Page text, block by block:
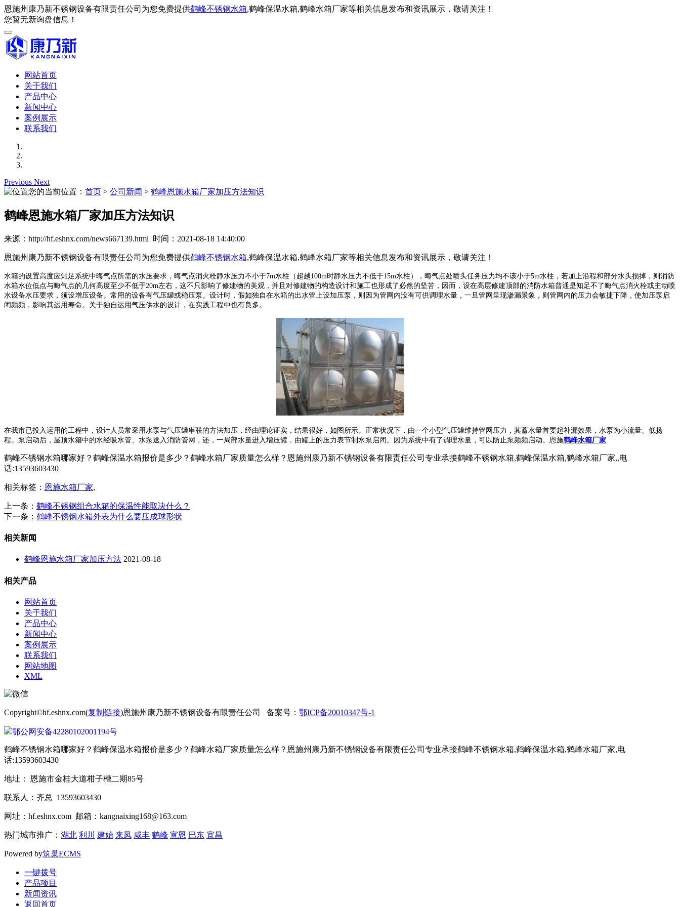
恩施州康乃新不锈钢设备有限责任公司为您免费提供鹤峰不锈钢水箱,鹤峰保温水箱,鹤峰水箱厂家等相关信息发布和资讯展示，敬请关注！
您暂无新询盘信息！
网站首页
关于我们
产品中心
新闻中心
案例展示
联系我们
Previous Next
您的当前位置： 首页 > 公司新闻 > 鹤峰恩施水箱厂家加压方法知识
鹤峰恩施水箱厂家加压方法知识
来源：http://hf.eshnx.com/news667139.html 时间：2021-08-18 14:40:00
恩施州康乃新不锈钢设备有限责任公司为您免费提供鹤峰不锈钢水箱,鹤峰保温水箱,鹤峰水箱厂家等相关信息发布和资讯展示，敬请关注！
水箱的设置高度应知足系统中晦气点所需的水压要求，晦气点消火栓静水压力不小于7m水柱（超越100m时静水压力不低于15m水柱），晦气点处喷头任务压力均不该小于5m水柱，若加上沿程和部分水头损掉，则消防
水箱水位低点与晦气点的几何高度至少不低于20m左右，这不只影响了修建物的美观，并且对修建物的构造设计和施工也形成了必然的坚苦，因而，设在高层修建顶部的消防水箱普通是知足不了晦气点消火栓或主动喷
水设备水压要求，须设增压设备。常用的设备有气压罐或稳压泵。设计时，假如独自在水箱的出水管上设加压泵，则因为管网内没有可供调理水量，一旦管网呈现渗漏景象，则管网内的压力会敏捷下降，使加压泵启
闭频频，影响其运用寿命。关于独自运用气压供水的设计，在实践工程中也有良多。
在我市已投入运用的工程中，设计人员常采用水泵与气压罐串联的方法加压，经由理论证实，结果很好，如图所示。正常状况下，由一个小型气压罐维持管网压力，其蓄水量首要起补漏效果，水泵为小流量、低扬
程。泵启动后，屋顶水箱中的水经吸水管、水泵送入消防管网，还，一局部水量进入增压罐，由罐上的压力表节制水泵启闭。因为系统中有了调理水量，可以防止泵频频启动。恩施鹤峰水箱厂家
鹤峰不锈钢水箱哪家好？鹤峰保温水箱报价是多少？鹤峰水箱厂家质量怎么样？恩施州康乃新不锈钢设备有限责任公司专业承接鹤峰不锈钢水箱,鹤峰保温水箱,鹤峰水箱厂家,,电
话:13593603430
相关标签： 恩施水箱厂家,
上一条： 鹤峰不锈钢组合水箱的保温性能取决什么？
下一条： 鹤峰不锈钢水箱外表为什么要压成球形状
相关新闻
鹤峰恩施水箱厂家加压方法 2021-08-18
相关产品
网站首页
关于我们
产品中心
新闻中心
案例展示
联系我们
网站地图
XML
Copyright©hf.eshnx.com(复制链接)恩施州康乃新不锈钢设备有限责任公司 备案号： 鄂ICP备20010347号-1
鄂公网安备42280102001194号
鹤峰不锈钢水箱哪家好？鹤峰保温水箱报价是多少？鹤峰水箱厂家质量怎么样？恩施州康乃新不锈钢设备有限责任公司专业承接鹤峰不锈钢水箱,鹤峰保温水箱,鹤峰水箱厂家,电
话:13593603430
地址： 恩施市金桂大道柑子槽二期85号
联系人：齐总 13593603430
网址：hf.eshnx.com 邮箱：kangnaixing168@163.com
热门城市推广： 湖北 利川 建始 来凤 咸丰 鹤峰 宣恩 巴东 宜昌
Powered by筑巢ECMS
一键拨号
产品项目
新闻资讯
返回首页